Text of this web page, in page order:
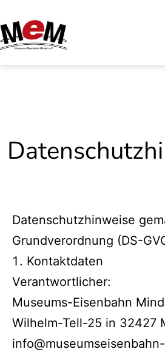
Inhalt
springen
Datenschutzhinweise
Grundverordnung (DS-
Kontaktdaten
Verantwortlicher:
Museums-Eisenbahn
Wilhelm-Tell-25 in 32427